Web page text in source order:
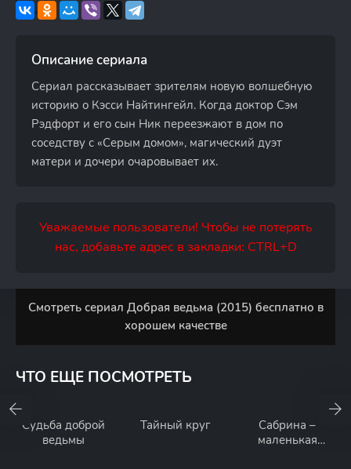
Описание сериала
Сериал рассказывает зрителям новую волшебную
историю о Кэсси Найтингейл. Когда доктор Сэм
Рэдфорт и его сын Ник переезжают в дом по
соседству с «Серым домом», магический дуэт
матери и дочери очаровывает их.
Уважаемые пользователи! Чтобы не потерять
нас, добавьте адрес в закладки: CTRL+D
Смотреть сериал Добрая ведьма (2015) бесплатно в
хорошем качестве
ЧТО ЕЩЕ ПОСМОТРЕТЬ
Судьба доброй
ведьмы
Тайный круг
Сабрина –
маленькая